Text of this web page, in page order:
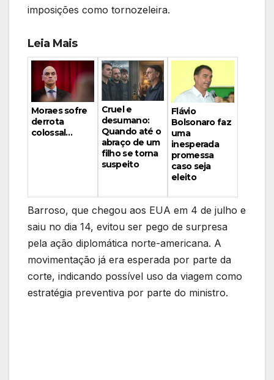
imposições como tornozeleira.
Leia Mais
Moraes sofre
derrota
colossal…
Cruel e
desumano:
Quando até o
abraço de um
filho se torna
suspeito
Flávio
Bolsonaro faz
uma
inesperada
promessa
caso seja
eleito
Barroso, que chegou aos EUA em 4 de julho e
saiu no dia 14, evitou ser pego de surpresa
pela ação diplomática norte-americana. A
movimentação já era esperada por parte da
corte, indicando possível uso da viagem como
estratégia preventiva por parte do ministro.